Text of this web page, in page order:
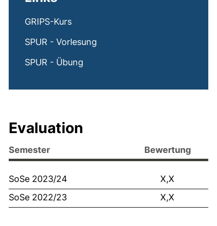
GRIPS-Kurs
SPUR - Vorlesung
SPUR - Übung
Evaluation
Semester Bewertung
SoSe 2023/24
X,X
SoSe 2022/23
X,X